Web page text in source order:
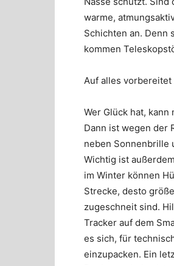
warme,
Schichten an. Denn
kommen
Auf alles vorbereitet
Wer Glück hat,
Dann ist wegen der
neben Sonnenbrille
Wichtig ist
im Winter können
Strecke, desto
zugeschneit sind.
Tracker auf dem
es sich, für
einzupacken. Ein